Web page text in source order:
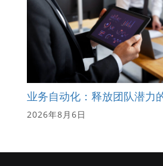
业务自动化：释放团队潜力
2026年8月6日